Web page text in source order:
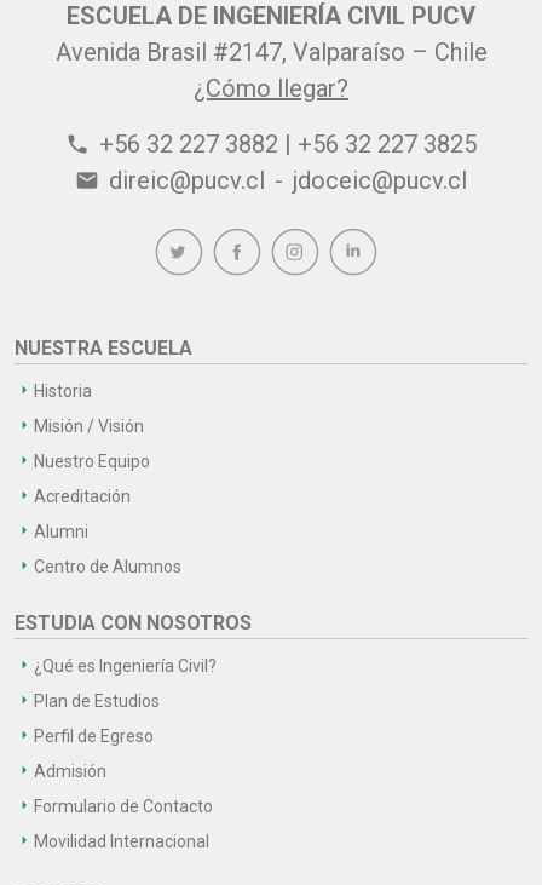
ESCUELA DE INGENIERÍA CIVIL PUCV
Avenida Brasil #2147, Valparaíso – Chile
¿Cómo llegar?
phone +56 32 227 3882 | +56 32 227 3825
email direic@pucv.cl - jdoceic@pucv.cl
NUESTRA ESCUELA
Historia
Misión / Visión
Nuestro Equipo
Acreditación
Alumni
Centro de Alumnos
ESTUDIA CON NOSOTROS
¿Qué es Ingeniería Civil?
Plan de Estudios
Perfil de Egreso
Admisión
Formulario de Contacto
Movilidad Internacional